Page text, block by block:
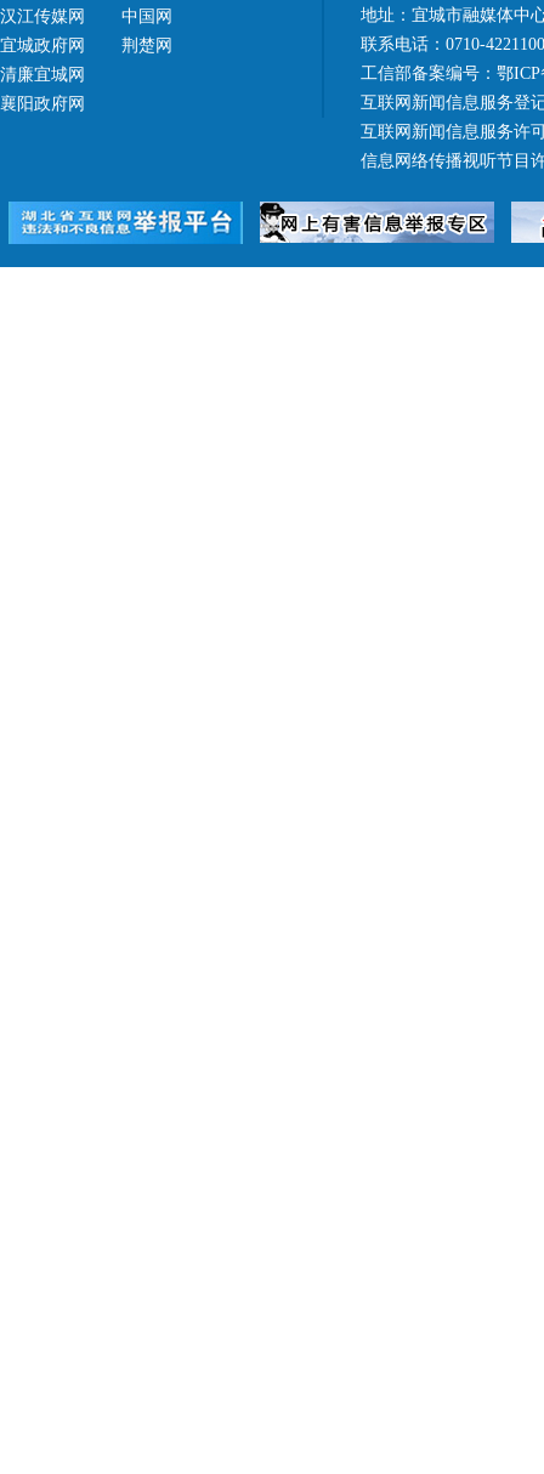
汉江传媒网
宜城政府网
清廉宜城网
襄阳政府网
中国网
荆楚网
地址：宜城市融媒体中
联系电话：0710-
工信部备案编号： 鄂ICP
互联网新闻信息服务登
互联网新闻信息服务许
信息网络传播视听节目